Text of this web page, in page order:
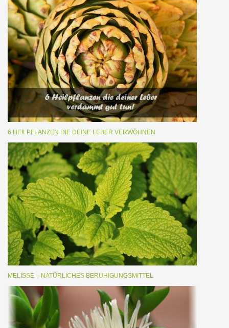
6 HEILPFLANZEN DIE DEINE LEBER VERWÖHNEN
MELISSE – NATÜRLICHES BERUHIGUNGSMITTEL